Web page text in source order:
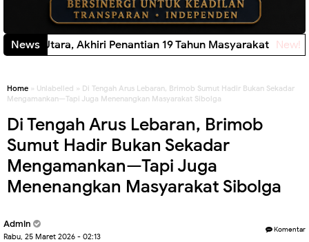
News
Utara, Akhiri Penantian 19 Tahun Masyarakat New!
Home » Unlabelled » Di Tengah Arus Lebaran, Brimob Sumut Hadir Bukan Sekadar
Mengamankan—Tapi Juga Menenangkan Masyarakat Sibolga
Di Tengah Arus Lebaran, Brimob
Sumut Hadir Bukan Sekadar
Mengamankan—Tapi Juga
Menenangkan Masyarakat Sibolga
Admin
Rabu, 25 Maret 2026 - 02:13
Komentar